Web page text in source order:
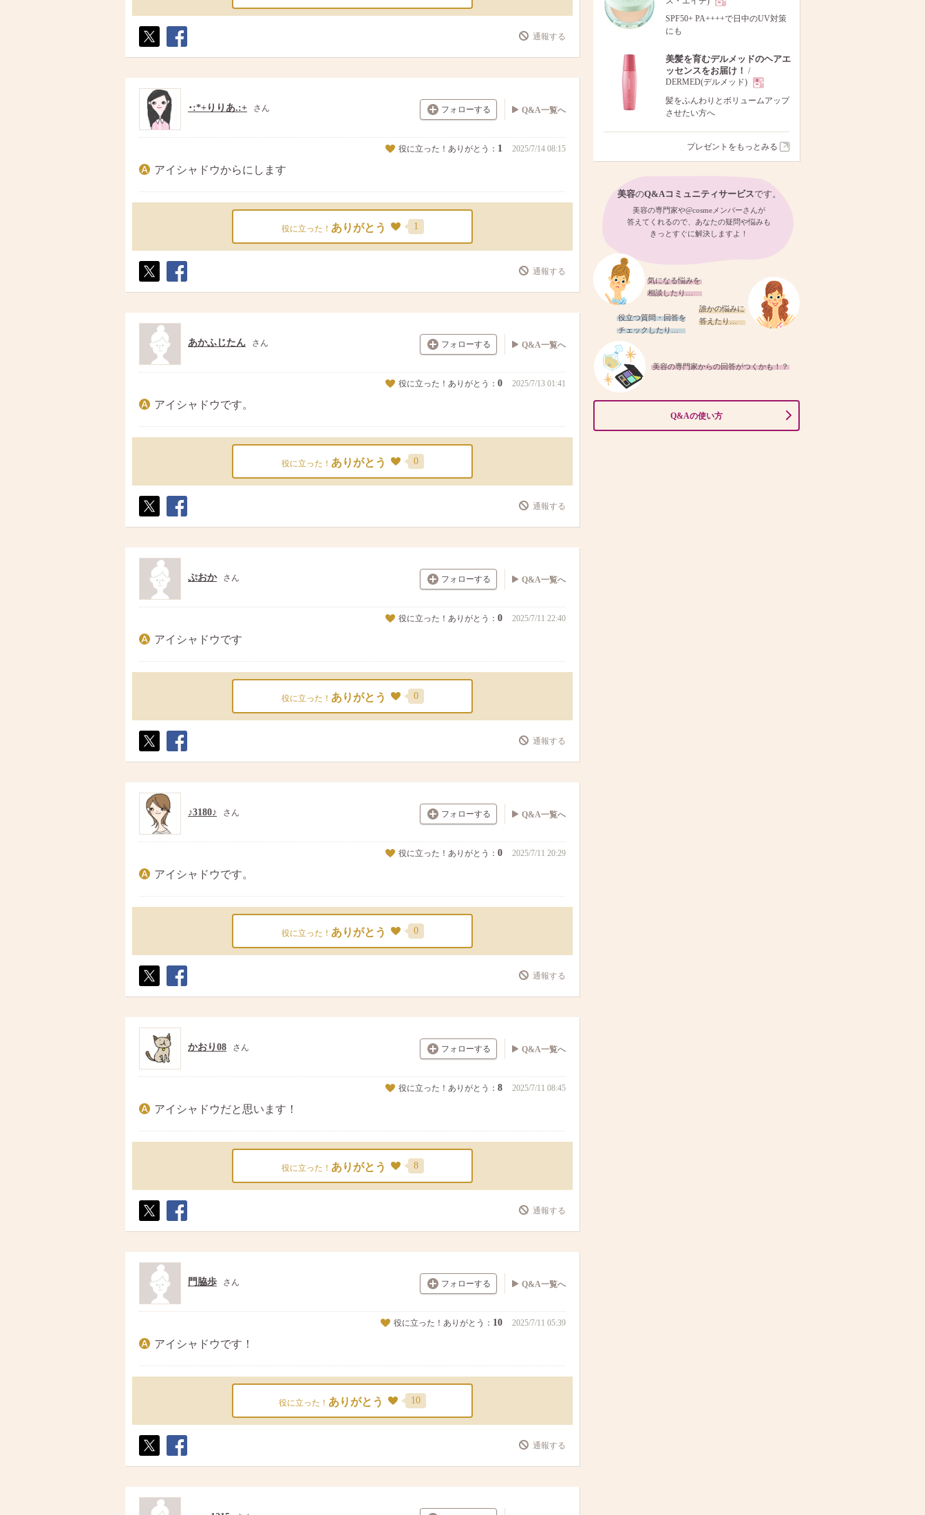
ト
ア
通報する
フォローする
･:*+りりあ.:+ さん Q&A一覧へ
役に立った！ありがとう： 1 2025/7/14 08:15
アイシャドウからにします
役に立った！ ありがとう 1
ト
ア
通報する
フォローする
あかふじたん さん Q&A一覧へ
役に立った！ありがとう： 0 2025/7/13 01:41
アイシャドウです。
役に立った！ ありがとう 0
ト
ア
通報する
フォローする
ぷおか さん Q&A一覧へ
役に立った！ありがとう： 0 2025/7/11 22:40
アイシャドウです
役に立った！ ありがとう 0
ト
ア
通報する
フォローする
♪3180♪ さん Q&A一覧へ
役に立った！ありがとう： 0 2025/7/11 20:29
アイシャドウです。
役に立った！ ありがとう 0
ト
ア
通報する
フォローする
かおり08 さん Q&A一覧へ
役に立った！ありがとう： 8 2025/7/11 08:45
アイシャドウだと思います！
役に立った！ ありがとう 8
ト
ア
通報する
フォローする
門脇歩 さん Q&A一覧へ
役に立った！ありがとう： 10 2025/7/11 05:39
アイシャドウです！
役に立った！ ありがとう 10
ト
ア
通報する
現
SPF50+ PA++++で日中のUV対策
にも
美髪を育むデルメッドのヘアエ
ッセンスをお届け！ /
DERMED(デルメッド)
現
髪をふんわりとボリュームアップ
させたい方へ
プレゼントをもっとみる
美容のQ&Aコミュニティサービスです。
美容の専門家や@cosmeメンバーさんが
答えてくれるので、あなたの疑問や悩みも
きっとすぐに解決しますよ！
気になる悩みを
相談したり…
誰かの悩みに
答えたり…
役立つ質問・回答を
チェックしたり…
美容の専門家からの回答がつくかも！？
Q&Aの使い方